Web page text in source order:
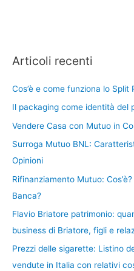
Articoli recenti
Cos’è e come funziona lo Split
Il packaging come identità del
Vendere Casa con Mutuo in
Surroga Mutuo BNL:
Opinioni
Rifinanziamento Mutuo:
Banca?
Flavio Briatore patrimonio:
business di Briatore, figli e
Prezzi delle sigarette: Listino
vendute in Italia con relativi